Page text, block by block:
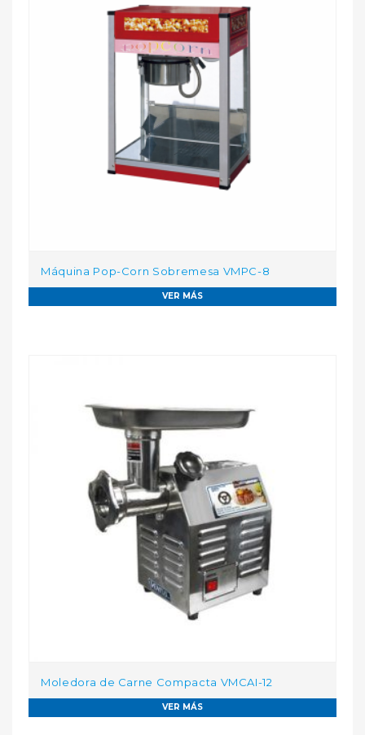
Máquina Pop-Corn Sobremesa VMPC-8
VER MÁS
Moledora de Carne Compacta VMCAI-12
VER MÁS